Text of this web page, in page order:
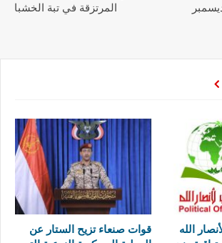
المرتزقة في تبة الخشبا
الله
قوات صنعاء تزيح الستار عن